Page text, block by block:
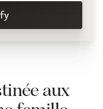
aux